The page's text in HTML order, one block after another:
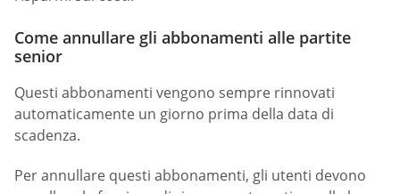
Come annullare gli abbonamenti alle partite
senior
Questi abbonamenti vengono sempre rinnovati
automaticamente un giorno prima della data di
scadenza.
Per annullare questi abbonamenti, gli utenti devono